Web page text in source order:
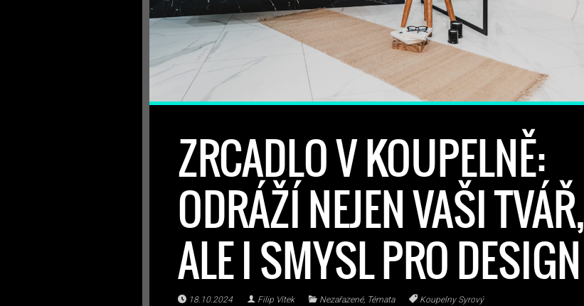
ZRCADLO V KOUPELNĚ:
ODRÁŽÍ NEJEN VAŠI TVÁŘ,
ALE I SMYSL PRO DESIGN
18.10.2024 Filip Vítek Nezařazené, Témata Koupelny Syrový